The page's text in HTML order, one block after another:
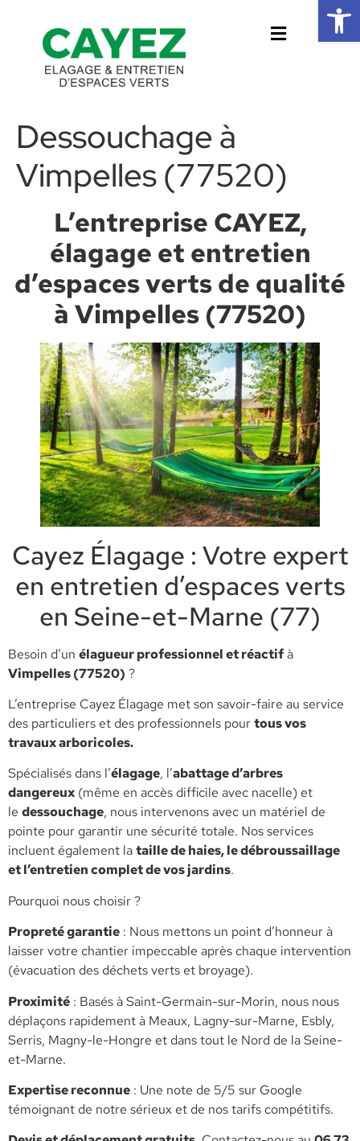
Dessouchage à
Vimpelles (77520)
L’entreprise CAYEZ,
élagage et entretien
d’espaces verts de qualité
à Vimpelles (77520)
Cayez Élagage : Votre expert
en entretien d’espaces verts
en Seine-et-Marne (77)
​Besoin d’un élagueur professionnel et réactifà
Vimpelles (77520) ?
L’entreprise Cayez Élagage met son savoir-faire au service
des particuliers et des professionnels pourtous vos
travaux arboricoles.
​Spécialisés dans l’élagage, l’abattage d’arbres
dangereux (même en accès difficile avec nacelle) et
le dessouchage, nous intervenons avec un matériel de
pointe pour garantir une sécurité totale. Nos services
incluent également lataille de haies, le débroussaillage
et l’entretien complet de vos jardins.
​Pourquoi nous choisir ?
​Propreté garantie : Nous mettons un point d’honneur à
laisser votre chantier impeccable après chaque intervention
(évacuation des déchets verts et broyage).
​Proximité : Basés à Saint-Germain-sur-Morin, nous nous
déplaçons rapidement à Meaux, Lagny-sur-Marne, Esbly,
Serris, Magny-le-Hongre et dans tout le Nord de la Seine-
et-Marne.
​Expertise reconnue : Une note de 5/5 sur Google
témoignant de notre sérieux et de nos tarifs compétitifs.